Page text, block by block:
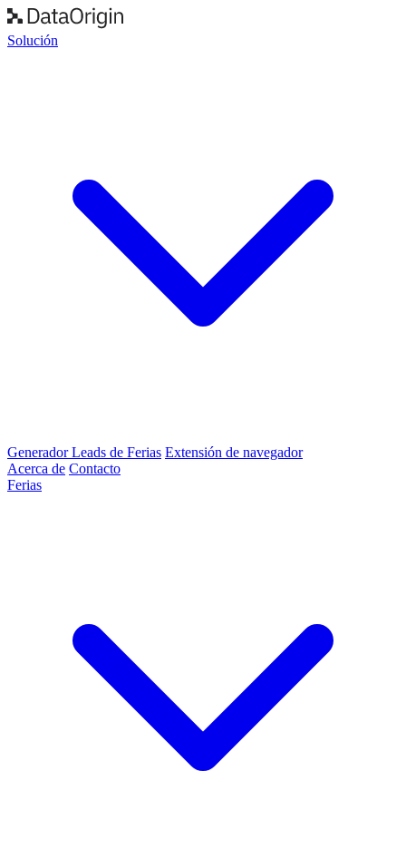
Solución
Generador Leads de Ferias Extensión de navegador
Acerca de Contacto
Ferias